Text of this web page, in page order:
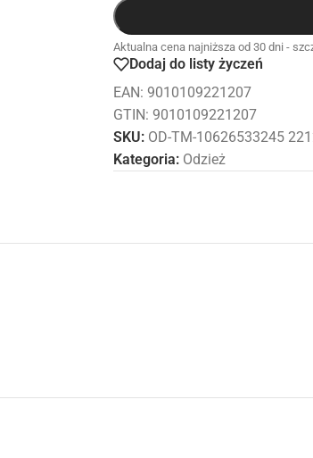
Aktualna cena najniższa od 30 dni -
Dodaj do listy życzeń
EAN: 9010109221207
GTIN: 9010109221207
SKU: OD-TM-10626533245
Kategoria: Odzież